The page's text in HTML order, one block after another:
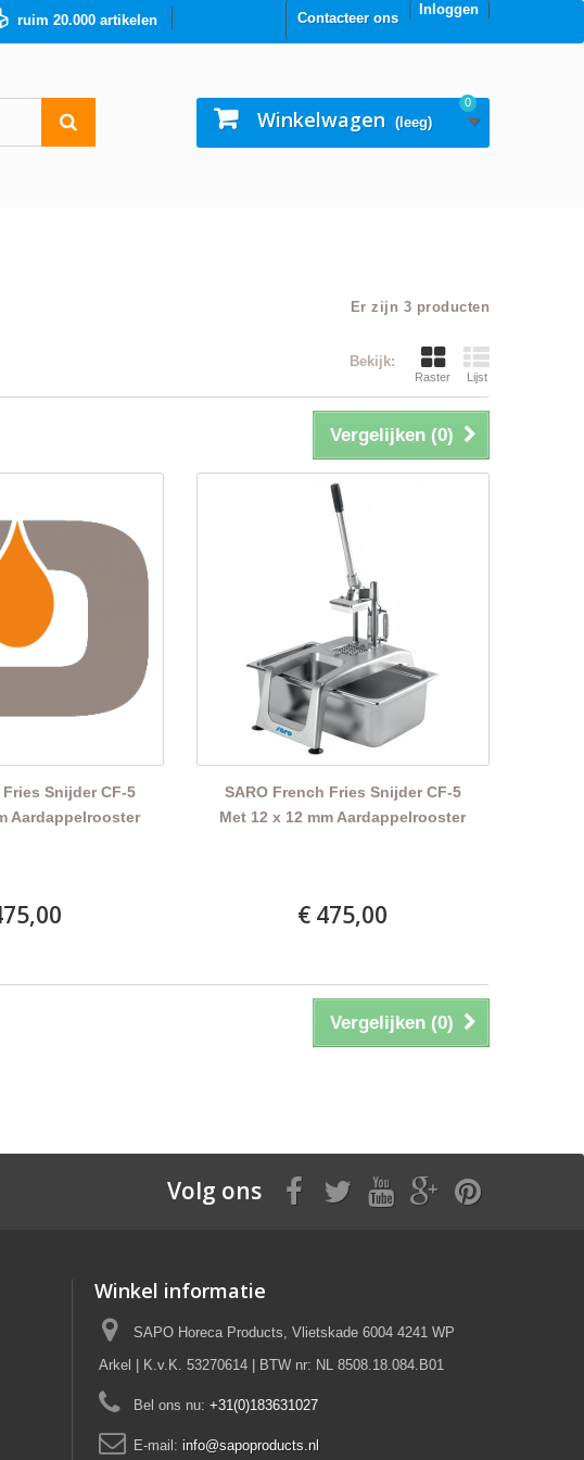
Inloggen
Contacteer ons
ruim 20.000 artikelen
Winkelwagen (leeg)
0
Er zijn 3 producten
Bekijk:
Raster Lijst
Vergelijken (0)
Snijder CF-5
Aardappelrooster
SARO French Fries Snijder CF-5
Met 12 x 12 mm Aardappelrooster
€ 475,00
Vergelijken (0)
Volg ons
Winkel informatie
SAPO Horeca Products, Vlietskade 6004 4241 WP
Arkel | K.v.K. 53270614 | BTW nr: NL 8508.18.084.B01
Bel ons nu: +31(0)183631027
E-mail: info@sapoproducts.nl